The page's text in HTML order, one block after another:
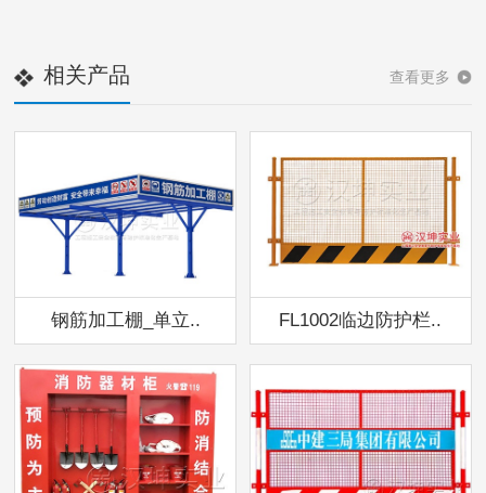
查看更多
相关产品
钢筋加工棚_单立.. FL1002临边防护栏..